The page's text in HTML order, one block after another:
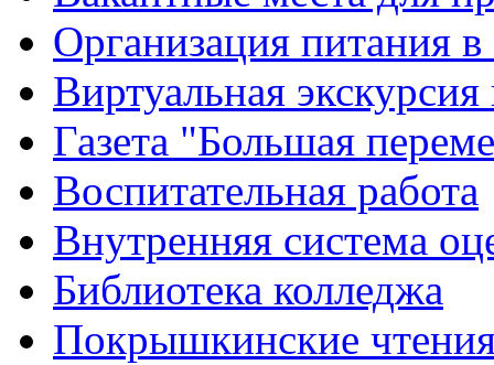
Организация питания в
Виртуальная
Газета "Большая
Воспитательная работа
Внутренняя система
Библиотека колледжа
Покрышкинские